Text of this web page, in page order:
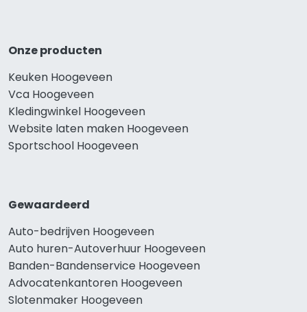
Onze producten
Keuken Hoogeveen
Vca Hoogeveen
Kledingwinkel Hoogeveen
Website laten maken Hoogeveen
Sportschool Hoogeveen
Gewaardeerd
Auto-bedrijven Hoogeveen
Auto huren-Autoverhuur Hoogeveen
Banden-Bandenservice Hoogeveen
Advocatenkantoren Hoogeveen
Slotenmaker Hoogeveen